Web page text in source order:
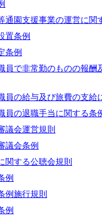
通園支援事業の運営に関
置条例
条例
員で非常勤のものの報酬
員の給与及び旅費の支給
員の退職手当に関する条
議会運営規則
議会条例
関する公聴会規則
例
例施行規則
例